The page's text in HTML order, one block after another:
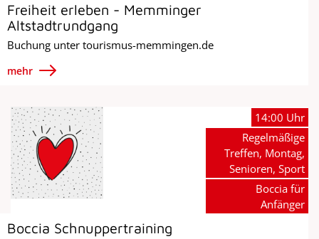
Freiheit erleben - Memminger
Altstadtrundgang
Buchung unter tourismus-memmingen.de
mehr
Boccia Schnuppertraining
14:00 Uhr
Regelmäßige
Treffen, Montag,
Senioren, Sport
Boccia für
Anfänger